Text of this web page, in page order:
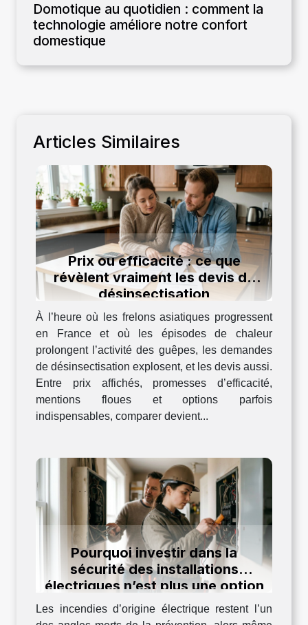
Domotique au quotidien : comment la
technologie améliore notre confort
domestique
Articles Similaires
Prix ou efficacité : ce que
révèlent vraiment les devis de
désinsectisation
À l’heure où les frelons asiatiques progressent
en France et où les épisodes de chaleur
prolongent l’activité des guêpes, les demandes
de désinsectisation explosent, et les devis aussi.
Entre prix affichés, promesses d’efficacité,
mentions floues et options parfois
indispensables, comparer devient...
Pourquoi investir dans la
sécurité des installations
électriques n’est plus une option
en 2024
Les incendies d’origine électrique restent l’un